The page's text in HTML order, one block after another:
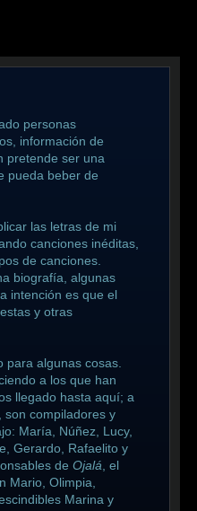
personas
información de
pretende ser una
pueda beber de
las letras de mi
canciones inéditas,
de canciones.
biografía, algunas
intención es que el
y otras
para algunas cosas.
a los que han
llegado hasta aquí; a
son compiladores y
María, Núñez, Lucy,
Gerardo, Rafaelito y
deOjalá, el
Mario, Olimpia,
Marina y